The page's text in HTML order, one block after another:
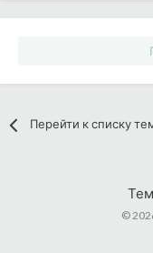
Перейти к списку
©